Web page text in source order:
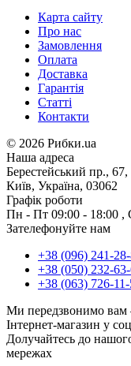
Карта сайту
Про нас
Замовлення
Оплата
Доставка
Гарантія
Статті
Контакти
© 2026 Рибки.ua
Наша адреса
Берестейський пр., 67,
Київ, Україна, 03062
Графік роботи
Пн - Пт 09:00 - 18:00 ,
Зателефонуйте нам
+38 (096) 241-
+38 (050) 232-
+38 (063) 726-
Ми передзвонимо
Інтернет-магазин у
Долучайтесь до
мережах